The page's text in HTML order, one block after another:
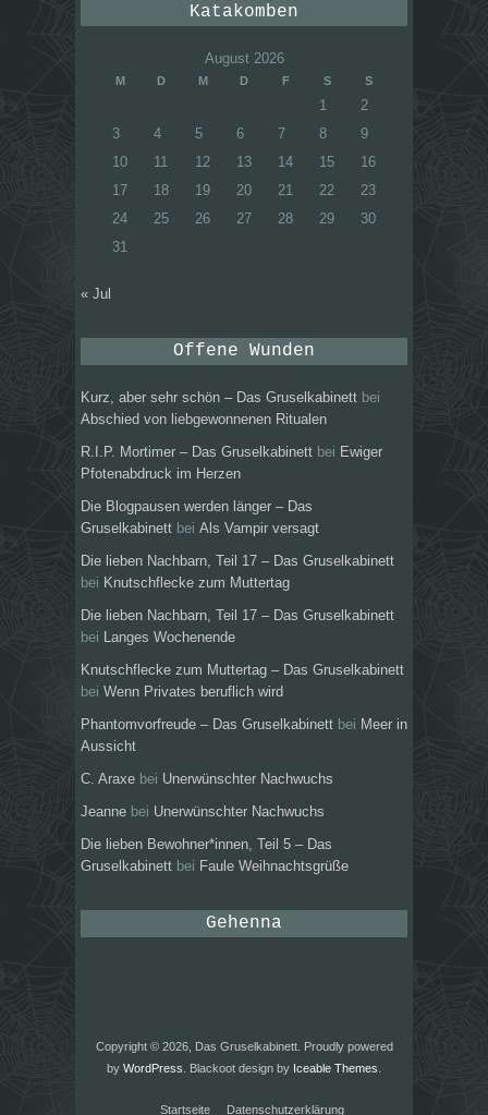
Katakomben
August 2026
M D M D F S S
1
2
3
4 5 6 7 8
9
10
11 12 13 14 15
16
17
18 19 20 21 22
23
24
25 26 27 28 29
30
31
« Jul
Offene Wunden
Kurz, aber sehr schön – Das Gruselkabinett bei
Abschied von liebgewonnenen Ritualen
R.I.P. Mortimer – Das Gruselkabinett bei Ewiger
Pfotenabdruck im Herzen
Die Blogpausen werden länger – Das
Gruselkabinett bei Als Vampir versagt
Die lieben Nachbarn, Teil 17 – Das Gruselkabinett
bei Knutschflecke zum Muttertag
Die lieben Nachbarn, Teil 17 – Das Gruselkabinett
bei
Langes Wochenende
Knutschflecke zum Muttertag – Das Gruselkabinett
bei Wenn Privates beruflich wird
Phantomvorfreude – Das Gruselkabinett bei Meer in
Aussicht
C. Araxe bei Unerwünschter Nachwuchs
Jeanne bei Unerwünschter Nachwuchs
Die lieben Bewohner*innen, Teil 5 – Das
Gruselkabinett bei Faule Weihnachtsgrüße
Gehenna
Copyright © 2026, Das Gruselkabinett. Proudly powered
by WordPress . Blackoot design by Iceable Themes
Startseite Datenschutzerklärung